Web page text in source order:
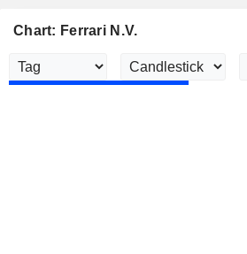
Chart: Ferrari N.V.